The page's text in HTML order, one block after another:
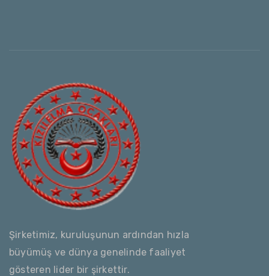
Şirketimiz, kuruluşunun ardından hızla
büyümüş ve dünya genelinde faaliyet
gösteren lider bir şirkettir.